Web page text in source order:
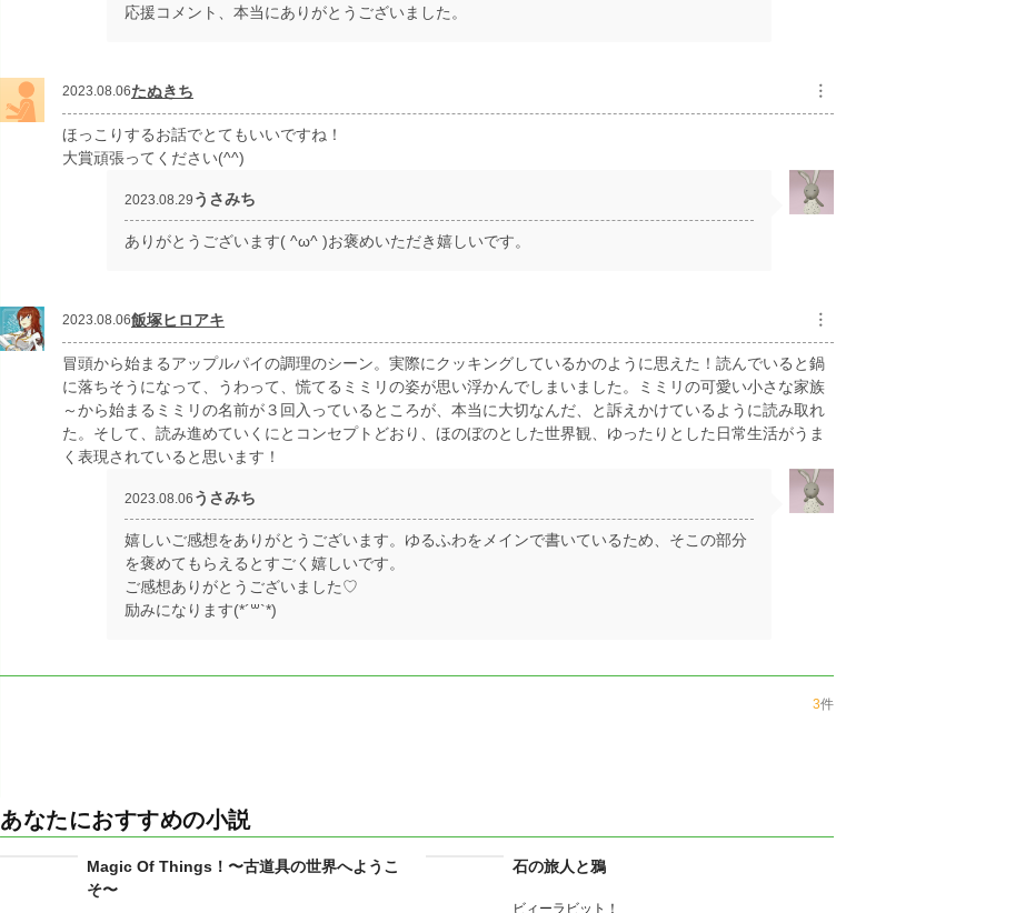
応援コメント、本当にありがとうございました。
2023.08.06たぬきち ︙
ほっこりするお話でとてもいいですね！
大賞頑張ってください(^^)
2023.08.29 うさみち
ありがとうございます( ^ω^ )お褒めいただき嬉しいです。
2023.08.06飯塚ヒロアキ ︙
冒頭から始まるアップルパイの調理のシーン。実際にクッキングしているかのように思えた！読んでいると鍋
に落ちそうになって、うわって、慌てるミミリの姿が思い浮かんでしまいました。ミミリの可愛い小さな家族
～から始まるミミリの名前が３回入っているところが、本当に大切なんだ、と訴えかけているように読み取れ
た。そして、読み進めていくにとコンセプトどおり、ほのぼのとした世界観、ゆったりとした日常生活がうま
く表現されていると思います！
2023.08.06 うさみち
嬉しいご感想をありがとうございます。ゆるふわをメインで書いているため、そこの部分
を褒めてもらえるとすごく嬉しいです。
ご感想ありがとうございました♡
励みになります(*´꒳`*)
3件
あなたにおすすめの小説
Magic Of Things！〜古道具の世界へようこ
そ〜
石の旅人と鴉
ビィーラビット！